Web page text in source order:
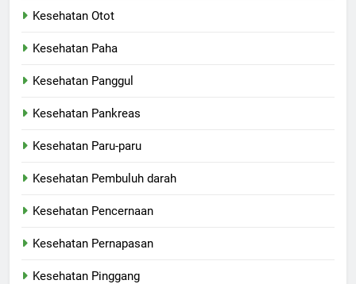
Kesehatan Otot
Kesehatan Paha
Kesehatan Panggul
Kesehatan Pankreas
Kesehatan Paru-paru
Kesehatan Pembuluh darah
Kesehatan Pencernaan
Kesehatan Pernapasan
Kesehatan Pinggang